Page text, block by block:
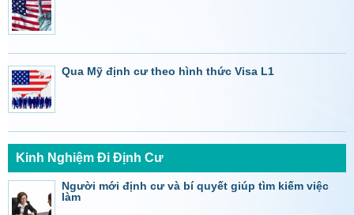
Qua Mỹ định cư theo hình thức Visa L1
Kinh Nghiệm Đi Định Cư
Người mới định cư và bí quyết giúp tìm kiếm việc
làm